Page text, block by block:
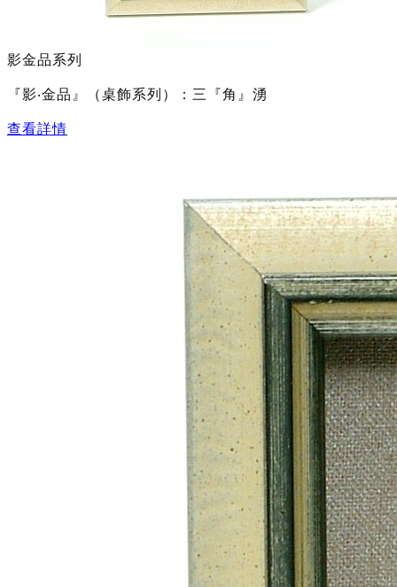
影金品系列
『影‧金品』（桌飾系列）：三『角』湧
查看詳情